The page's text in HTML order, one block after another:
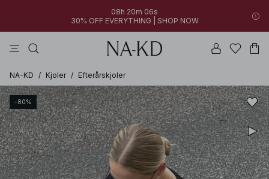
08h 20m 06s
30% OFF EVERYTHING | SHOP NOW
NA-KD / Kjoler / Efterårskjoler
-80%